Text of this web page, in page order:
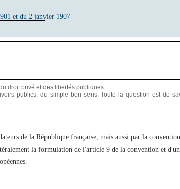
et du 2 janvier 1907
droit privé et des libertés publiques.
publics, du simple bon sens. Toute la question est de
de la République française, mais aussi par la
la formulation de l'article 9 de la convention et